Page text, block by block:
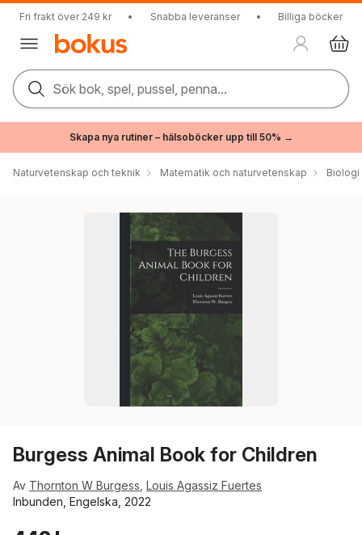
Fri frakt över 249 kr • Snabba leveranser • Billiga böcker
Sök bok, spel, pussel, penna...
Skapa nya rutiner – hälsoböcker upp till 50% →
Naturvetenskap och teknik Matematik och naturvetenskap Biologi
Burgess Animal Book for Children
Av Thornton W Burgess Louis Agassiz Fuertes
Inbunden, Engelska, 2022